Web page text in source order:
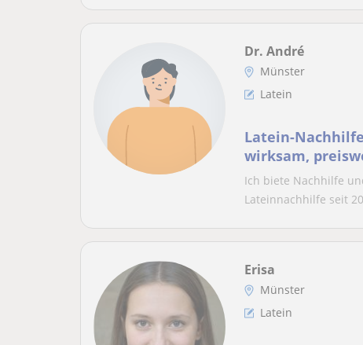
Dr. André
Münster
Latein
Latein-
wirksam,
Ich biete Nachhilfe
Lateinnachhilfe seit
Erisa
Münster
Latein